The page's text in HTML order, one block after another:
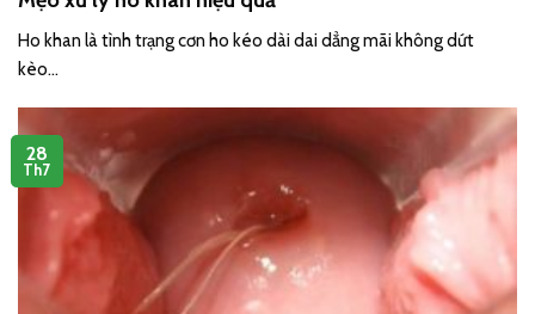
Ho khan là tình trạng cơn ho kéo dài dai dẳng mãi không dứt
kèo...
28
Th7